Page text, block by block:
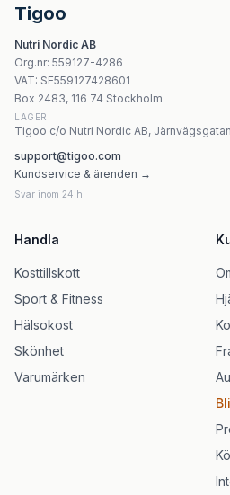
Now Foods - Fiber-3 Organic -
Yango Beta-Glucan From
OstroVit Inulin Pulver 100g
NOW Foods NMN 250 mg – 60
Tigoo
Nutri Nordic AB
Org.nr: 559127-4286
VAT: SE559127428601
Box 2483, 116 74 Stockholm
LAGER
Tigoo c/o Nutri Nordic AB,
support@tigoo.com
Kundservice & ärenden →
Svar inom 24 h
Handla
Kosttillskott
Sport & Fitness
Hälsokost
Skönhet
Varumärken